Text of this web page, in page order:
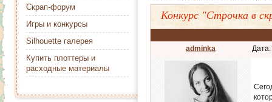
Скрап-форум
Игры и конкурсы
Silhouette галерея
Купить плоттеры и
расходные материалы
Конкурс "Строчка в
adminka